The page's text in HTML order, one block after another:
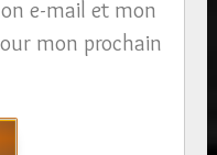
e-mail et mon
mon prochain